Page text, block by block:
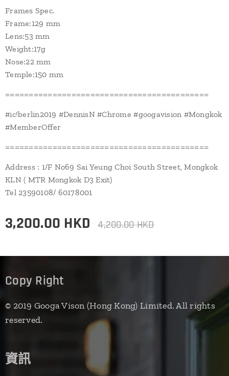
Frames Spec.
Frame:129 mm
Lens:53 mm
Weight:17g
Nose:22 mm
Temple:150 mm
===========================================
#ic!berlin2019 #DennisN #Chrome #googavision #Mongkok
#MemberOffer
===========================================
Address : 1/F No69 Sai Yeung Choi South Street, Mongkok
KLN ( MTR Mongkok D3 Exit)
Tel 23590108/ 60178001
3,200.00 HKD 4,200.00HKD
Copy Right
© 2019 Googa Vison (Hong Kong) Limited. All rights
reserved.
資訊